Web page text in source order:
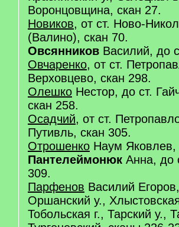
Воронцовщина, скан 27.
Новиков, от ст. Ново-
(Валино), скан 70.
Овсянников Василий, до
Овчаренко, от ст.
Верховцево, скан 298.
Олешко Нестор, до ст.
скан 258.
Осадчий, от ст.
Путивль, скан 305.
Отрошенко Наум Яковлев,
Пантелеймонюк Анна, до
309.
Парфенов Василий
Оршанский у.,
Тобольская г., Тарский у.,